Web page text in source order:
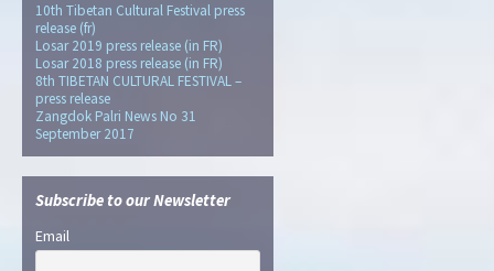
10th Tibetan Cultural Festival press
release (fr)
Losar 2019 press release (in FR)
Losar 2018 press release (in FR)
8th TIBETAN CULTURAL FESTIVAL –
press release
Zangdok Palri News No 31
September 2017
Subscribe to our Newsletter
Email